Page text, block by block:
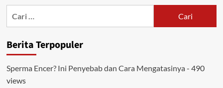
4
Kapolda
Sumut
Berita Terpopuler
Sperma Encer? Ini Penyebab dan Cara Mengatasinya - 490
views